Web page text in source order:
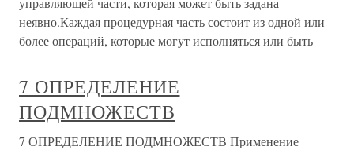
неявно.Каждая процедурная часть состоит из одной или
более операций, которые могут исполняться или быть
7 ОПРЕДЕЛЕНИЕ
ПОДМНОЖЕСТВ
7 ОПРЕДЕЛЕНИЕ ПОДМНОЖЕСТВ Применение